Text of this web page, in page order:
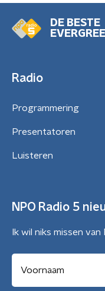
DE BESTE
Radio
Programmering
Presentatoren
Luisteren
NPO Radio 5
Ik wil niks missen van